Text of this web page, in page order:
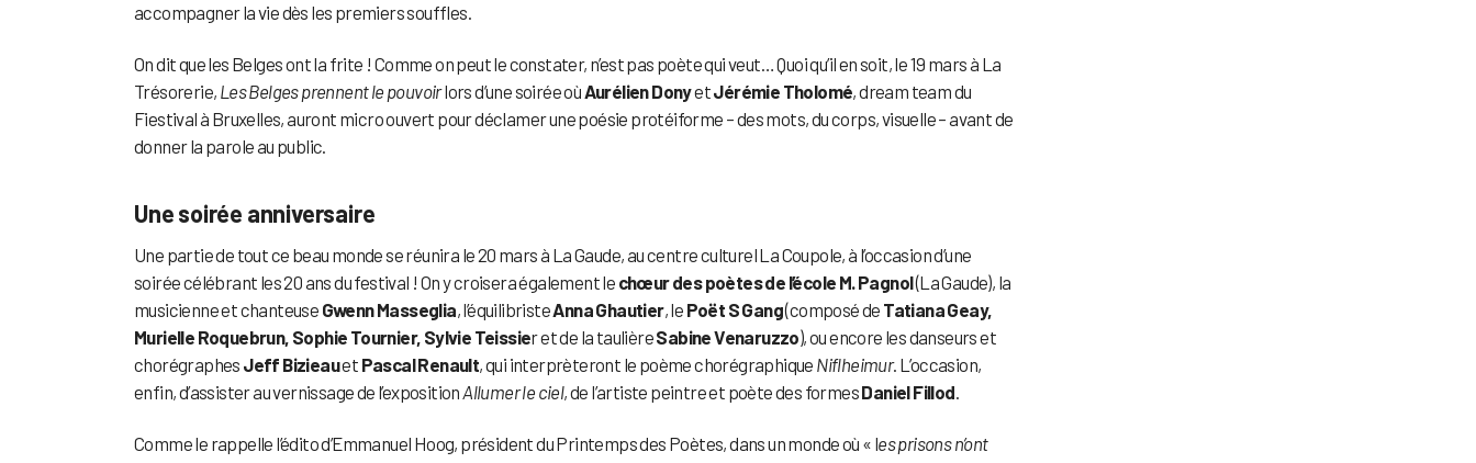
accompagner la vie dès les premiers souffles.
On dit que les Belges ont la frite ! Comme on peut le constater, n’est pas poète qui veut… Quoi qu’il en soit, le 19 mars à La
Trésorerie, Les Belges prennent le pouvoirlors d’une soirée oùAurélien DonyetJérémie Tholomé, dream team du
Fiestival à Bruxelles, auront micro ouvert pour déclamer une poésie protéiforme – des mots, du corps, visuelle – avant de
donner la parole au public.
Une soirée anniversaire
Une partie de tout ce beau monde se réunira le 20 mars à La Gaude, au centre culturel La Coupole, à l’occasion d’une
soirée célébrant les 20 ans du festival ! On y croisera également le chœur des poètes de l’école M. Pagnol(La Gaude), la
musicienne et chanteuse Gwenn Masseglia, l’équilibristeAnna Ghautier, le Poët S Gang(composé de Tatiana Geay,
Murielle Roquebrun, Sophie Tournier, Sylvie Teissier et de la taulièreSabine Venaruzzo), ou encore les danseurs et
chorégraphes Jeff Bizieauet Pascal Renault, qui interprèteront le poème chorégraphique Niflheimur. L’occasion,
enfin, d’assister au vernissage de l’expositionAllumer le ciel, de l’artiste peintre et poète des formesDaniel Fillod.
Comme le rappelle l’édito d’Emmanuel Hoog, président du Printemps des Poètes, dans un monde où « les prisons n’ont